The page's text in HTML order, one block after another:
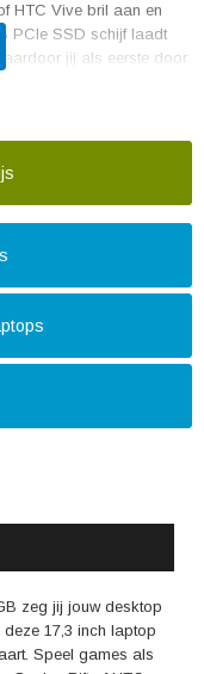
HTC Vive bril aan en
PCIe SSD schijf laadt
jij als eerste door
door jouw laptop blaast
zeg jij jouw desktop
17,3 inch laptop
Speel games als